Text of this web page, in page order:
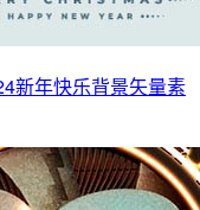
新年快乐背景矢量素